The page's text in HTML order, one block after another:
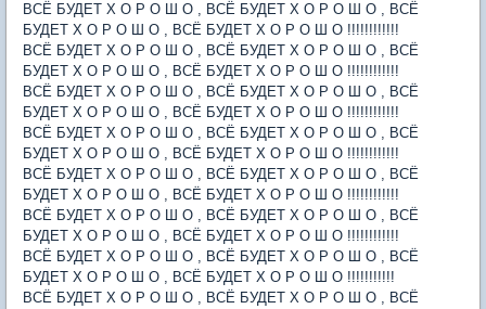
ВСЁ БУДЕТ Х О Р О Ш О , ВСЁ БУДЕТ Х О Р О Ш О , ВСЁ
БУДЕТ Х О Р О Ш О , ВСЁ БУДЕТ Х О Р О Ш О !!!!!!!!!!!!
ВСЁ БУДЕТ Х О Р О Ш О , ВСЁ БУДЕТ Х О Р О Ш О , ВСЁ
БУДЕТ Х О Р О Ш О , ВСЁ БУДЕТ Х О Р О Ш О !!!!!!!!!!!!
ВСЁ БУДЕТ Х О Р О Ш О , ВСЁ БУДЕТ Х О Р О Ш О , ВСЁ
БУДЕТ Х О Р О Ш О , ВСЁ БУДЕТ Х О Р О Ш О !!!!!!!!!!!!
ВСЁ БУДЕТ Х О Р О Ш О , ВСЁ БУДЕТ Х О Р О Ш О , ВСЁ
БУДЕТ Х О Р О Ш О , ВСЁ БУДЕТ Х О Р О Ш О !!!!!!!!!!!!
ВСЁ БУДЕТ Х О Р О Ш О , ВСЁ БУДЕТ Х О Р О Ш О , ВСЁ
БУДЕТ Х О Р О Ш О , ВСЁ БУДЕТ Х О Р О Ш О !!!!!!!!!!!!
ВСЁ БУДЕТ Х О Р О Ш О , ВСЁ БУДЕТ Х О Р О Ш О , ВСЁ
БУДЕТ Х О Р О Ш О , ВСЁ БУДЕТ Х О Р О Ш О !!!!!!!!!!!!
ВСЁ БУДЕТ Х О Р О Ш О , ВСЁ БУДЕТ Х О Р О Ш О , ВСЁ
БУДЕТ Х О Р О Ш О , ВСЁ БУДЕТ Х О Р О Ш О !!!!!!!!!!!
ВСЁ БУДЕТ Х О Р О Ш О , ВСЁ БУДЕТ Х О Р О Ш О , ВСЁ